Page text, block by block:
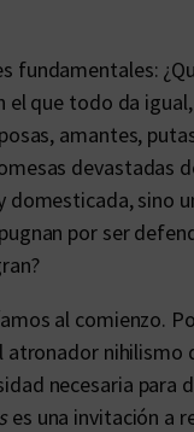
fundamentales:
el que todo da
amantes,
devastadas
domesticada, sino
por ser
al comienzo.
nihilismo
necesaria para
es una invitación a